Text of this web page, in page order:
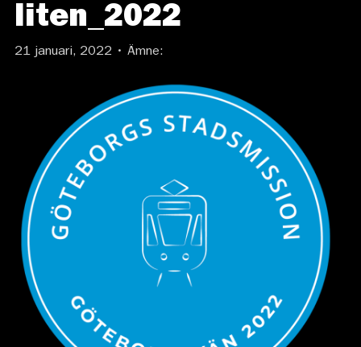
liten_2022
21 januari, 2022 • Ämne: